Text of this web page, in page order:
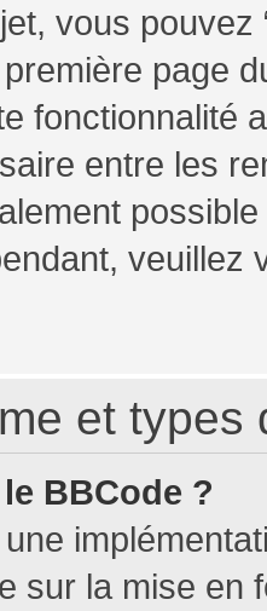
vous pouvez
page
fonctionnalité
entre les
et types
BBCode ?
sur la mise en